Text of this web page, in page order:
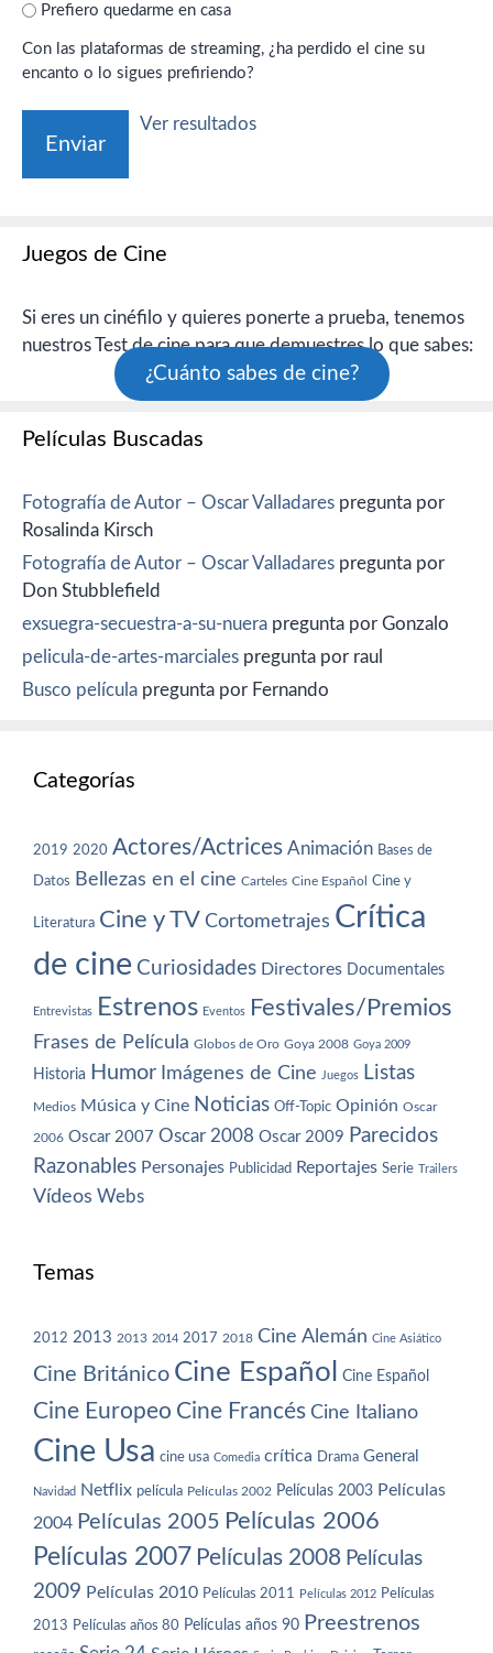
Prefiero quedarme en casa
Con las plataformas de streaming, ¿ha perdido el cine su
encanto o lo sigues prefiriendo?
Ver resultados
Juegos de Cine
Si eres un cinéfilo y quieres ponerte a prueba, tenemos
nuestros Test de cine para que demuestres lo que sabes:
¿Cuánto sabes de cine?
Películas Buscadas
Fotografía de Autor – Oscar Valladares pregunta por
Rosalinda Kirsch
Fotografía de Autor – Oscar Valladares pregunta por
Don Stubblefield
exsuegra-secuestra-a-su-nuera pregunta por Gonzalo
pelicula-de-artes-marciales pregunta por raul
Busco película pregunta por Fernando
Categorías
2019 2020 Actores/Actrices Animación Bases de
Datos Bellezas en el cine Carteles Cine Español Cine y
Literatura Cine y TV Cortometrajes Crítica
de cine Curiosidades Directores Documentales
Entrevistas Estrenos Eventos Festivales/Premios
Frases de Película Globos de Oro Goya 2008 Goya 2009
Historia Humor Imágenes de Cine Juegos Listas
Medios Música y Cine Noticias Off-Topic Opinión Oscar
2006 Oscar 2007 Oscar 2008 Oscar 2009 Parecidos
Razonables Personajes Publicidad Reportajes Serie Trailers
Vídeos Webs
Temas
2012 2013 2013 2014 2017 2018 Cine Alemán Cine Asiático
Cine Británico Cine Español Cine Español
Cine Europeo Cine Francés Cine Italiano
Cine Usa cine usa Comedia crítica Drama General
Navidad Netflix película Películas 2002 Películas 2003 Películas
2004 Películas 2005 Películas 2006
Películas 2007 Películas 2008 Películas
2009 Películas 2010 Películas 2011 Películas 2012 Películas
2013 Películas años 80 Películas años 90 Preestrenos